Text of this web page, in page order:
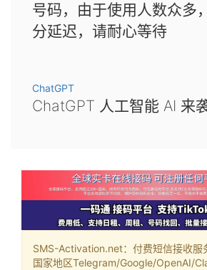
号码，由于使用人数众多
分延迟，请耐心等待
ChatGPT
ChatGPT 人工智能 AI 来
SMS-Activation.net：付费短信接收服
国家地区Telegram/Google/OpenAI/